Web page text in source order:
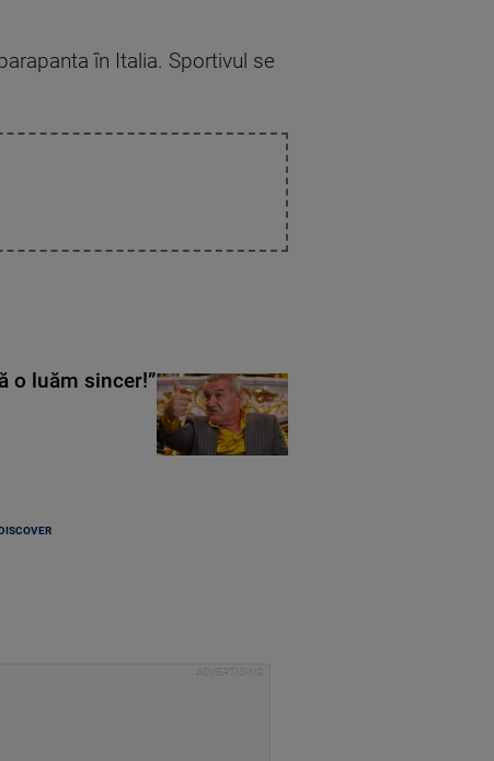
în Italia. Sportivul se
o luăm sincer!”